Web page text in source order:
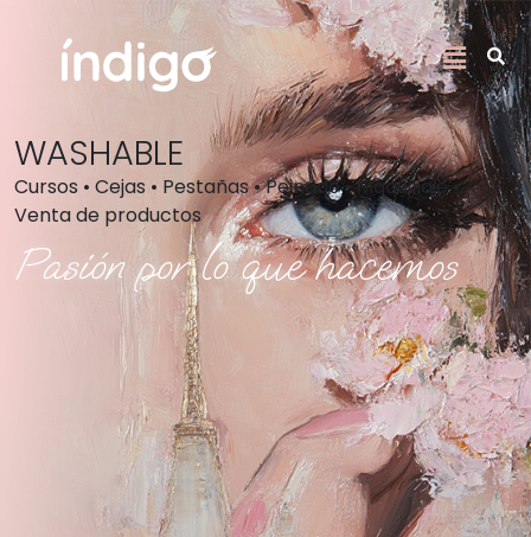
WASHABLE
Cursos • Cejas • Pestañas • Peinado • Maquillaje •
Venta de productos
Pasión por lo que hacemos